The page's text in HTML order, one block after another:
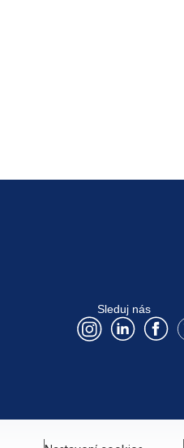
Sleduj nás